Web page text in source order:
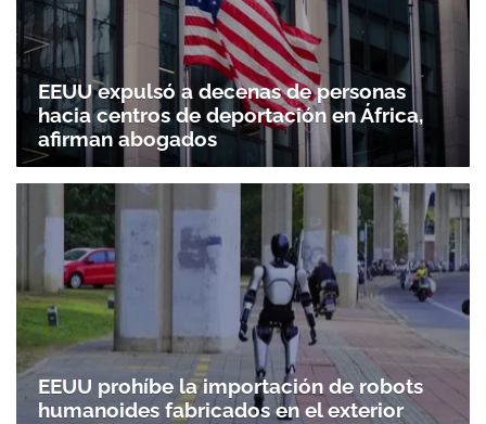
EEUU expulsó a decenas de personas
hacia centros de deportación en África,
afirman abogados
EEUU prohíbe la importación de robots
humanoides fabricados en el exterior